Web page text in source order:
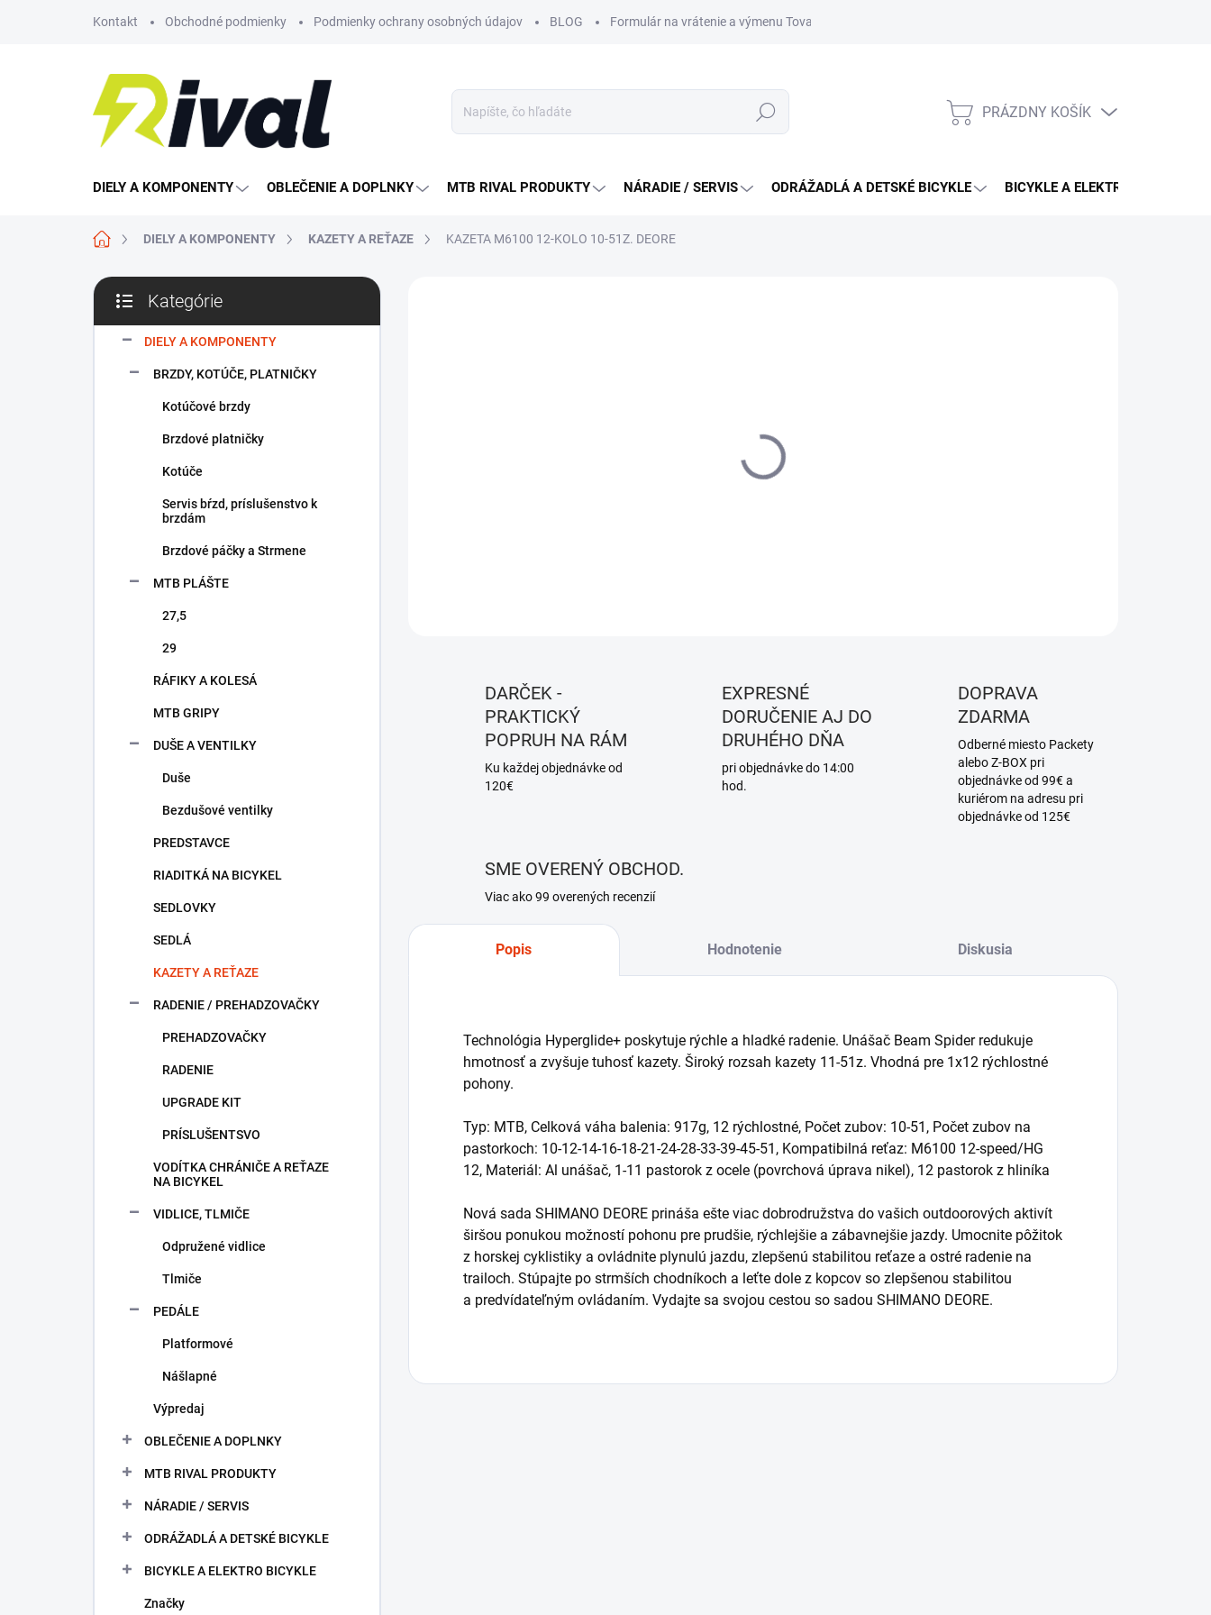
Kontakt Obchodné podmienky Podmienky ochrany osobných údajov BLOG Formulár na vrátenie a výmenu Tovaru
Hľadať
NÁKUPNÝ
PRÁZDNY KOŠÍK
DIELY A KOMPONENTY OBLEČENIE A DOPLNKY MTB RIVAL PRODUKTY NÁRADIE / SERVIS ODRÁŽADLÁ A DETSKÉ BICYKLE BICYKLE A ELEKTRO BICYKLE
DomovDIELY A KOMPONENTY KAZETY A REŤAZE KAZETA M6100 12-KOLO 10-51Z. DEORE
B
č
kategórie
Kategórie
DIELY A KOMPONENTY
BRZDY, KOTÚČE, PLATNIČKY
Kotúčové brzdy
Brzdové platničky
Kotúče
Servis bŕzd, príslušenstvo k
brzdám
Brzdové páčky a Strmene
MTB PLÁŠTE
27,5
29
RÁFIKY A KOLESÁ
MTB GRIPY
DUŠE A VENTILKY
Duše
Bezdušové ventilky
PREDSTAVCE
RIADITKÁ NA BICYKEL
SEDLOVKY
SEDLÁ
KAZETY A REŤAZE
RADENIE / PREHADZOVAČKY
PREHADZOVAČKY
RADENIE
UPGRADE KIT
PRÍSLUŠENTSVO
VODÍTKA CHRÁNIČE A REŤAZE
NA BICYKEL
VIDLICE, TLMIČE
Odpružené vidlice
Tlmiče
PEDÁLE
Platformové
Nášlapné
Výpredaj
OBLEČENIE A DOPLNKY
MTB RIVAL PRODUKTY
NÁRADIE / SERVIS
ODRÁŽADLÁ A DETSKÉ BICYKLE
BICYKLE A ELEKTRO BICYKLE
Značky
MOŽNOSTI
DORUČENIA
DARČEK -
PRAKTICKÝ
POPRUH NA RÁM
Ku každej objednávke od
120€
EXPRESNÉ
DORUČENIE AJ DO
DRUHÉHO DŇA
pri objednávke do 14:00
hod.
DOPRAVA
ZDARMA
Odberné miesto Packety
alebo Z-BOX pri
objednávke od 99€ a
kuriérom na adresu pri
objednávke od 125€
SME OVERENÝ OBCHOD.
Viac ako 99 overených recenzií
Popis Hodnotenie Diskusia
Technológia Hyperglide+ poskytuje rýchle a hladké radenie. Unášač Beam Spider redukuje
hmotnosť a zvyšuje tuhosť kazety. Široký rozsah kazety 11-51z. Vhodná pre 1x12 rýchlostné
pohony.
Typ: MTB, Celková váha balenia: 917g, 12 rýchlostné, Počet zubov: 10-51, Počet zubov na
pastorkoch: 10-12-14-16-18-21-24-28-33-39-45-51, Kompatibilná reťaz: M6100 12-speed/HG
12, Materiál: Al unášač, 1-11 pastorok z ocele (povrchová úprava nikel), 12 pastorok z hliníka
Nová sada SHIMANO DEORE prináša ešte viac dobrodružstva do vašich outdoorových aktivít
širšou ponukou možností pohonu pre prudšie, rýchlejšie a zábavnejšie jazdy. Umocnite pôžitok
z horskej cyklistiky a ovládnite plynulú jazdu, zlepšenú stabilitou reťaze a ostré radenie na
trailoch. Stúpajte po strmších chodníkoch a leťte dole z kopcov so zlepšenou stabilitou
a predvídateľným ovládaním. Vydajte sa svojou cestou so sadou SHIMANO DEORE.